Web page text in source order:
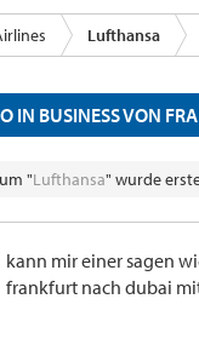
Lufthansa
IN BUSINESS VON
"Lufthansa" wurde
kann mir einer sagen
frankfurt nach dubai